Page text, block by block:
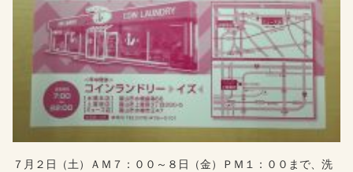
７月２日（土）ＡＭ７：００～８日（金）ＰＭ１：００まで、洗